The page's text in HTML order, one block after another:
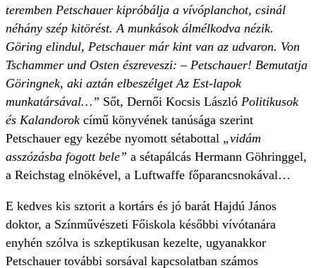
teremben Petschauer kipróbálja a vívóplanchot, csinál
néhány szép kitörést. A munkások álmélkodva nézik.
Göring elindul, Petschauer már kint van az udvaron. Von
Tschammer und Osten észreveszi: – Petschauer! Bemutatja
Göringnek, aki aztán elbeszélget Az Est-lapok
munkatársával…” Sőt, Dernői Kocsis László Politikusok
és Kalandorok című könyvének tanúsága szerint
Petschauer egy kezébe nyomott sétabottal „vidám
asszózásba fogott bele” a sétapálcás Hermann Göhringgel,
a Reichstag elnökével, a Luftwaffe főparancsnokával…
E kedves kis sztorit a kortárs és jó barát Hajdú János
doktor, a Színművészeti Főiskola későbbi vívótanára
enyhén szólva is szkeptikusan kezelte, ugyanakkor
Petschauer további sorsával kapcsolatban számos